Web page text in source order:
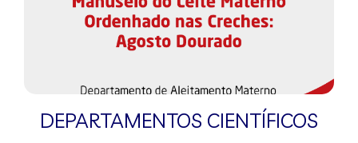
DEPARTAMENTOS CIENTÍFICOS